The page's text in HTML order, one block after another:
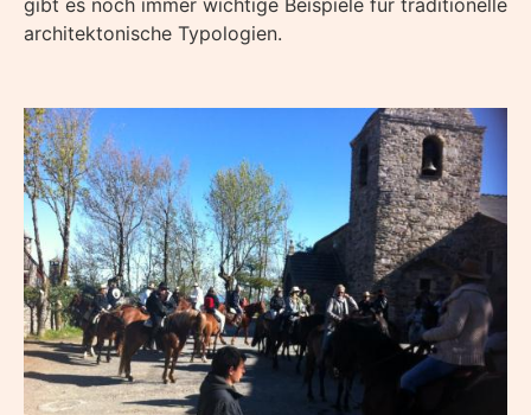
gibt es noch immer wichtige Beispiele für traditionelle
architektonische Typologien.